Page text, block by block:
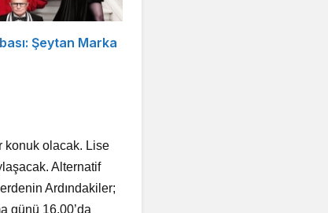
Şeytan Marka
konuk olacak. Lise
Alternatif
Ardındakiler;
günü 16.00’da